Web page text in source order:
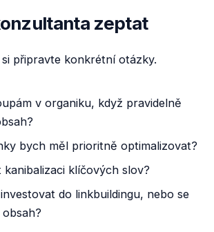
zeptat
připravte konkrétní otázky.
v organiku, když pravidelně
bych měl prioritně optimalizovat?
klíčových slov?
do linkbuildingu, nebo se